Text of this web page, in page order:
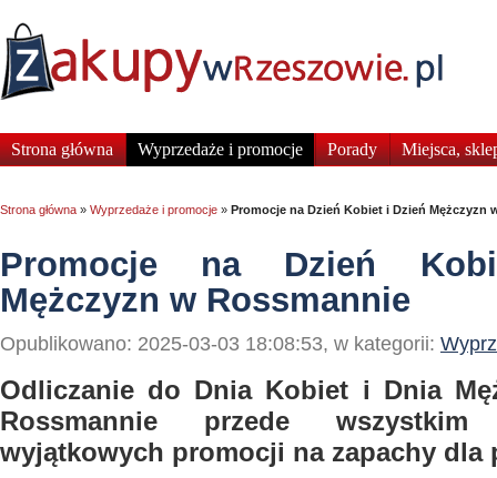
Strona główna Wyprzedaże i promocje Porady Miejsca,
Strona główna » Wyprzedaże i promocje » Promocje na Dzień Kobiet i Dzień Mężczyzn
Promocje na Dzień
Mężczyzn w Rossmannie
Opublikowano: 2025-03-03 18:08:53, w kategorii:
Odliczanie do Dnia Kobiet i Dnia
Rossmannie przede
wyjątkowych promocji na zapachy dla